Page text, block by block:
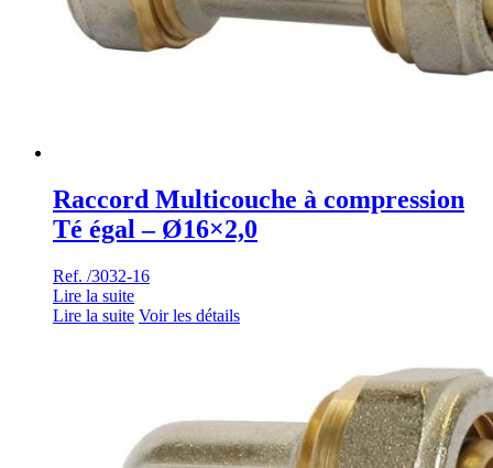
Raccord Multicouche à compression
Té égal – Ø16×2,0
Ref. /3032-16
Lire la suite
Lire la suite Voir les détails